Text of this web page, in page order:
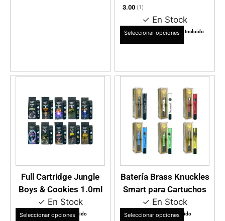
3.00 (1)
✓ En Stock
$28.990 $19.990 IVA Incluido
Seleccionar opciones
Full Cartridge Jungle
Boys & Cookies 1.0ml
✓ En Stock
$12.990 IVA Incluido
Seleccionar opciones
VER DETALLES
Batería Brass Knuckles
Smart para Cartuchos
✓ En Stock
$14.990 IVA Incluido
Seleccionar opciones